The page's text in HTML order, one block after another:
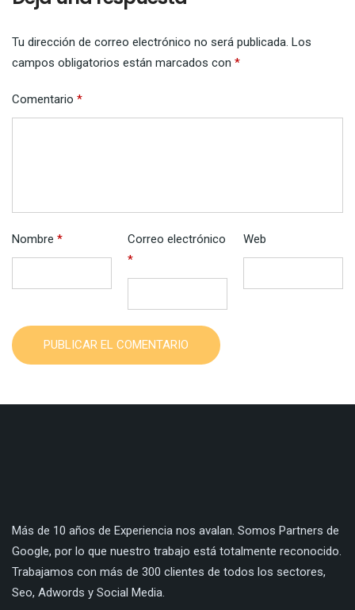
Tu dirección de correo electrónico no será publicada. Los
campos obligatorios están marcados con *
Comentario *
Nombre *
Correo electrónico
*
Web
PUBLICAR EL COMENTARIO
Más de 10 años de Experiencia nos avalan. Somos Partners de
Google, por lo que nuestro trabajo está totalmente reconocido.
Trabajamos con más de 300 clientes de todos los sectores,
Seo, Adwords y Social Media.